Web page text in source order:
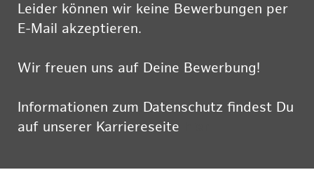
Leider können wir keine Bewerbungen per
E-Mail akzeptieren.
Wir freuen uns auf Deine Bewerbung!
Informationen zum Datenschutz findest Du
auf unserer Karriereseite